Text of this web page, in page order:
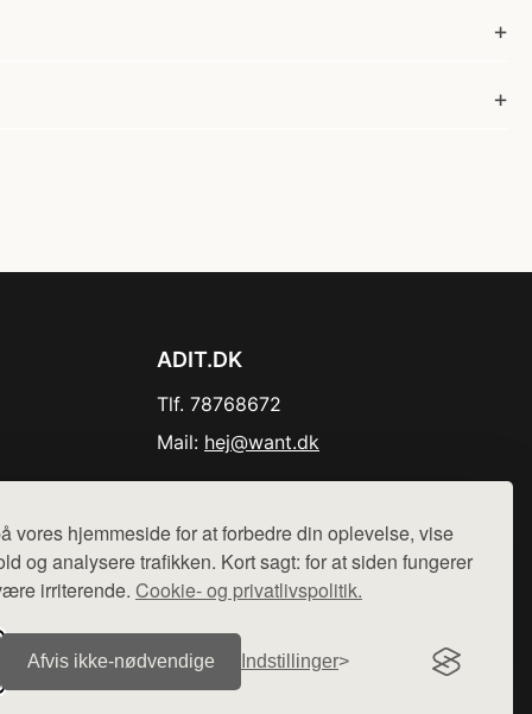
vores hjemmeside for at forbedre din oplevelse, vise
og analysere trafikken. Kort sagt: for at siden fungerer
irriterende. Cookie- og privatlivspolitik.
Afvis ikke‑nødvendige Indstillinger
ADIT.DK
Tlf. 78768672
Mail: hej@want.dk
sælges ikke varer fra denne side - vi henviser til de shops,